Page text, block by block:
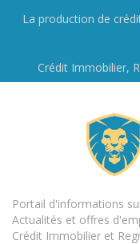
La production de
Crédit Immobilier,
Portail d'informations
Actualités et offres
Crédit Immobilier et